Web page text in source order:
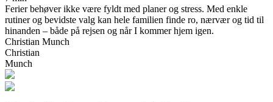
Ferier behøver ikke være fyldt med planer og stress. Med enkle
rutiner og bevidste valg kan hele familien finde ro, nærvær og tid til
hinanden – både på rejsen og når I kommer hjem igen.
Christian Munch
Christian
Munch